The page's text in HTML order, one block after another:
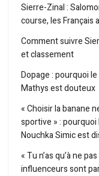
Sierre-Zinal :
course, les Français
Comment suivre
et classement
Dopage : pourquoi
Mathys est douteux
« Choisir la banane
sportive » :
Nouchka Simic est
« Tu n’as qu’à ne
influenceurs sont